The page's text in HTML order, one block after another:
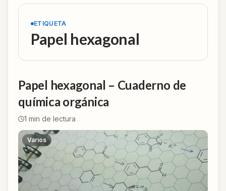
ETIQUETA
Papel hexagonal
Papel hexagonal – Cuaderno de
química orgánica
1 min de lectura
Varios